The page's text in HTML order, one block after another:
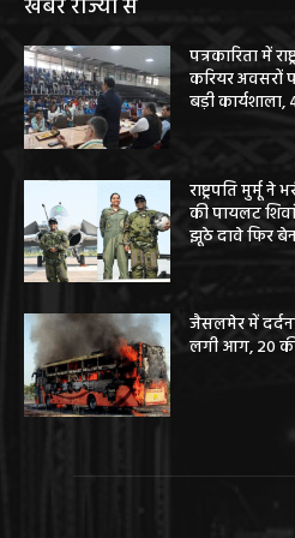
खबरें राज्यों से
पत्रकारिता में
करियर अवसरों
बड़ी कार्यशाला,
राष्ट्रपति मुर्मू
की पायलट
झूठे दावे फिर
जैसलमेर में
लगी आग, 20